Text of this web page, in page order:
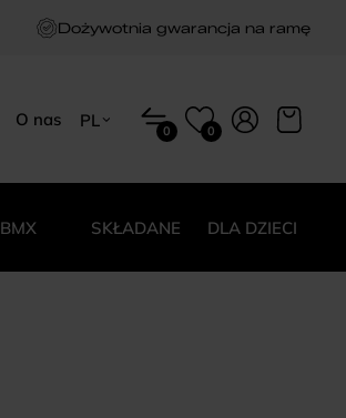
Dożywotnia gwarancja na ramę
O nas
PL
0 0
BMX SKŁADANE DLA DZIECI